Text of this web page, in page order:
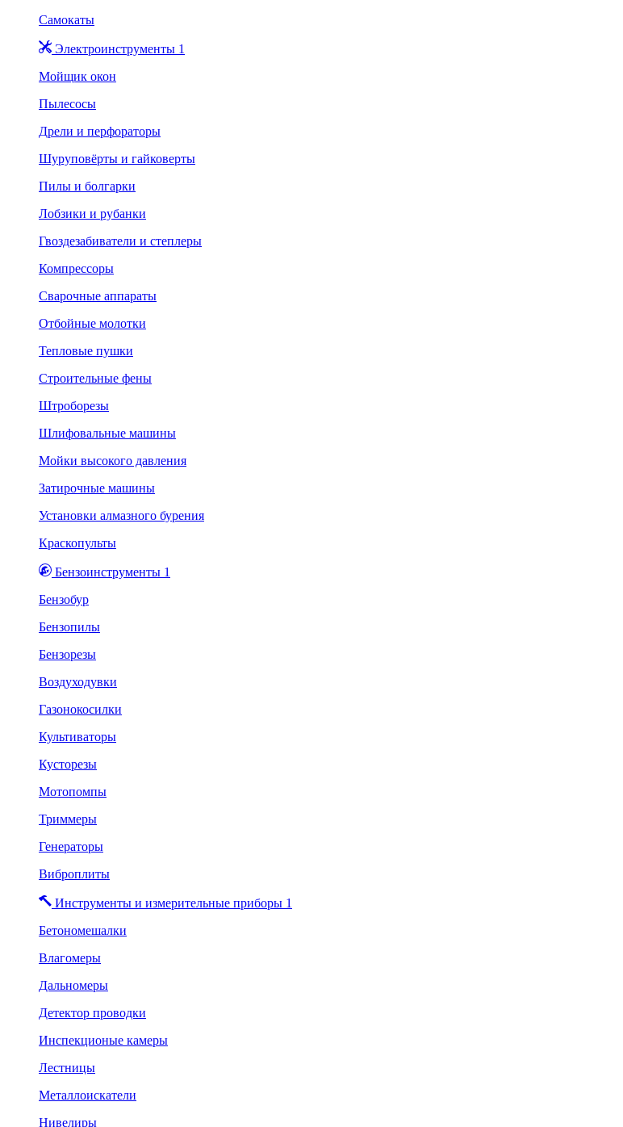
Самокаты
Электроинструменты 1
Мойщик окон
Пылесосы
Дрели и перфораторы
Шуруповёрты и гайковерты
Пилы и болгарки
Лобзики и рубанки
Гвоздезабиватели и степлеры
Компрессоры
Сварочные аппараты
Отбойные молотки
Тепловые пушки
Строительные фены
Штроборезы
Шлифовальные машины
Мойки высокого давления
Затирочные машины
Установки алмазного бурения
Краскопульты
Бензоинструменты 1
Бензобур
Бензопилы
Бензорезы
Воздуходувки
Газонокосилки
Культиваторы
Кусторезы
Мотопомпы
Триммеры
Генераторы
Виброплиты
Инструменты и измерительные приборы 1
Бетономешалки
Влагомеры
Дальномеры
Детектор проводки
Инспекционые камеры
Лестницы
Металлоискатели
Нивелиры